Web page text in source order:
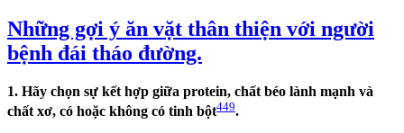
Những gợi ý ăn vặt thân thiện với người
bệnh đái tháo đường.
1. Hãy chọn sự kết hợp giữa protein, chất béo lành mạnh và
chất xơ, có hoặc không có tinh bột449.